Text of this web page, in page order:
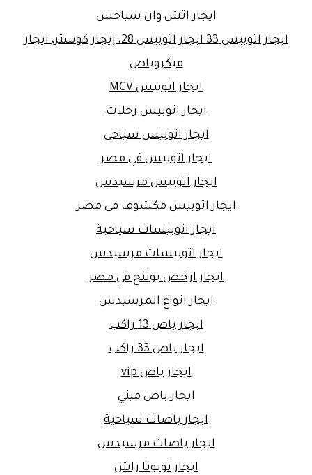
ايجار اتش وان سياحس
ايجار اتوبيس 33 ايجار اتوبيس 28، إيجار كوستر، ايجار
ميكروباص
ايجار اتوبيس MCV
ايجار اتوبيس رحلات
ايجار اتوبيس سياحى
ايجار اتوبيس في مصر
ايجار اتوبيس مرسيدس
ايجار اتوبيس مكشوف فى مصر
ايجار اتوبيسات سياحية
ايجار اتوبيسات مرسيدس
ايجار ارخص يوتنج في مصر
ايجار انواع المرسيدس
ايجار باص 13 راكب
ايجار باص 33 راكب
ايجار باص vip
ايجار باص ميني
ايجار باصات سياحية
ايجار باصات مرسيدس
ايجار تويوتا راش